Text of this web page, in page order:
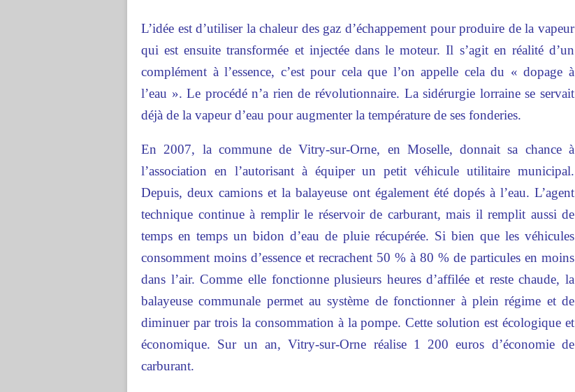
L’idée est d’utiliser la chaleur des gaz d’échappement pour produire de la vapeur
qui est ensuite transformée et injectée dans le moteur. Il s’agit en réalité d’un
complément à l’essence, c’est pour cela que l’on appelle cela du « dopage à
l’eau ». Le procédé n’a rien de révolutionnaire. La sidérurgie lorraine se servait
déjà de la vapeur d’eau pour augmenter la température de ses fonderies.
En 2007, la commune de Vitry-sur-Orne, en Moselle, donnait sa chance à
l’association en l’autorisant à équiper un petit véhicule utilitaire municipal.
Depuis, deux camions et la balayeuse ont également été dopés à l’eau. L’agent
technique continue à remplir le réservoir de carburant, mais il remplit aussi de
temps en temps un bidon d’eau de pluie récupérée. Si bien que les véhicules
consomment moins d’essence et recrachent 50 % à 80 % de particules en moins
dans l’air. Comme elle fonctionne plusieurs heures d’affilée et reste chaude, la
balayeuse communale permet au système de fonctionner à plein régime et de
diminuer par trois la consommation à la pompe. Cette solution est écologique et
économique. Sur un an, Vitry-sur-Orne réalise 1 200 euros d’économie de
carburant.